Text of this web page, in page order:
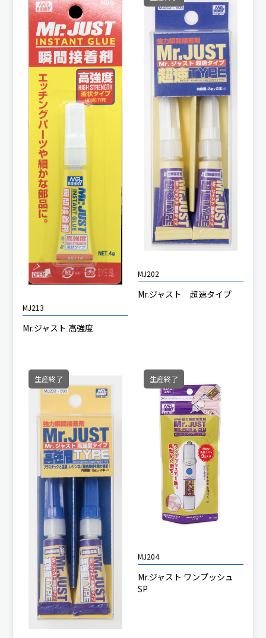
MJ213
Mr.ジャスト 高強度
MJ202
Mr.ジャスト 超速タイプ
生産終了 生産終了
MJ204
Mr.ジャスト ワンプッシュ
SP